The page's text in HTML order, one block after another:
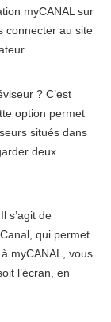
myCANAL sur
connecter au site
? C’est
option permet
situés dans
deux
s’agit de
qui permet
myCANAL, vous
l’écran, en